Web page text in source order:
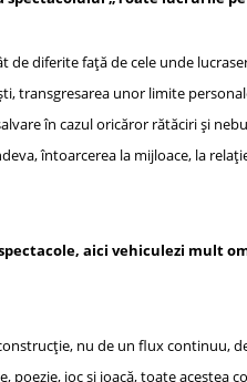
diferite față de cele unde
transgresarea unor limite
în cazul oricăror rătăciri și
întoarcerea la mijloace, la
aici vehiculezi mult
nu de un flux continuu,
poezie, joc și joacă, toate acestea